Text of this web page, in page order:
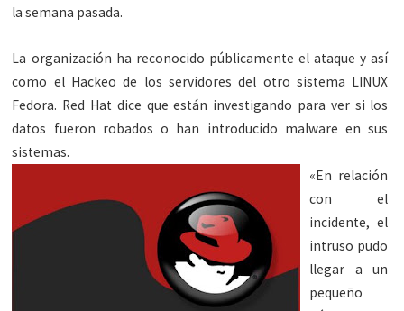
la semana pasada.
La organización ha reconocido públicamente el ataque y así
como el Hackeo de los servidores del otro sistema LINUX
Fedora. Red Hat dice que están investigando para ver si los
datos fueron robados o han introducido malware en sus
sistemas.
«En relación
con el
incidente, el
intruso pudo
llegar a un
pequeño